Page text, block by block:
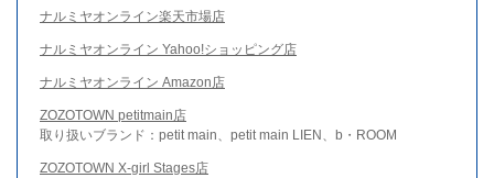
ナルミヤオンライン楽天市場店
ナルミヤオンライン Yahoo!ショッピング店
ナルミヤオンライン Amazon店
ZOZOTOWN petitmain店
取り扱いブランド：petit main、petit main LIEN、b・ROOM
ZOZOTOWN X-girl Stages店